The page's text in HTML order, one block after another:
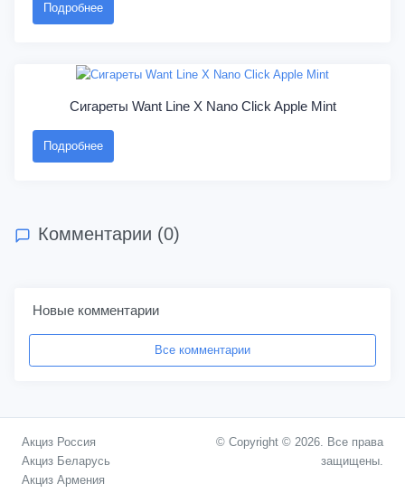
Подробнее
Сигареты Want Line X Nano Click Apple Mint
Подробнее
Комментарии (0)
Новые комментарии
Все комментарии
Акциз Россия
Акциз Беларусь
Акциз Армения
© Copyright © 2026. Все права
защищены.